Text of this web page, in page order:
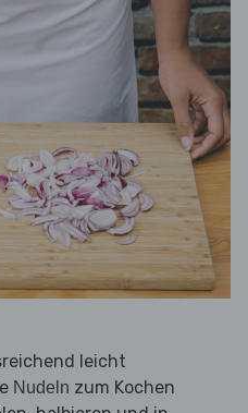
leicht
Nudeln zum Kochen